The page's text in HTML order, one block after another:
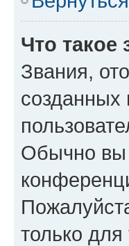
Что такое
Звания,
Обычно вы
только